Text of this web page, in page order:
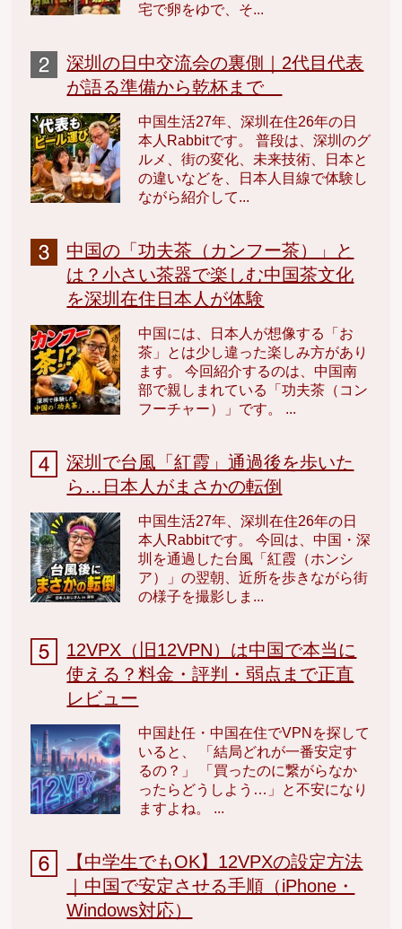
宅で卵をゆで、そ...
深圳の日中交流会の裏側｜2代目代表
が語る準備から乾杯まで
中国生活27年、深圳在住26年の日
本人Rabbitです。 普段は、深圳のグ
ルメ、街の変化、未来技術、日本と
の違いなどを、日本人目線で体験し
ながら紹介して...
中国の「功夫茶（カンフー茶）」と
は？小さい茶器で楽しむ中国茶文化
を深圳在住日本人が体験
中国には、日本人が想像する「お
茶」とは少し違った楽しみ方があり
ます。 今回紹介するのは、中国南
部で親しまれている「功夫茶（コン
フーチャー）」です。 ...
深圳で台風「紅霞」通過後を歩いた
ら…日本人がまさかの転倒
中国生活27年、深圳在住26年の日
本人Rabbitです。 今回は、中国・深
圳を通過した台風「紅霞（ホンシ
ア）」の翌朝、近所を歩きながら街
の様子を撮影しま...
12VPX（旧12VPN）は中国で本当に
使える？料金・評判・弱点まで正直
レビュー
中国赴任・中国在住でVPNを探して
いると、 「結局どれが一番安定す
るの？」 「買ったのに繋がらなか
ったらどうしよう…」と不安になり
ますよね。 ...
【中学生でもOK】12VPXの設定方法
｜中国で安定させる手順（iPhone・
Windows対応）